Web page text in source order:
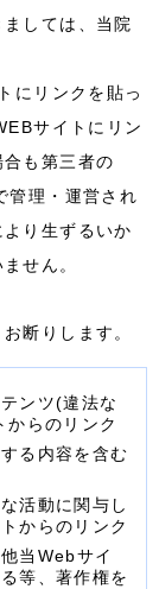
しては、当院
にリンクを貼っ
サイトにリン
も第三者の
管理・運営され
り生ずるいか
せん。
断りします。
ンツ(違法な
らのリンク
る内容を含む
活動に関与し
からのリンク
当Webサイ
等、著作権を